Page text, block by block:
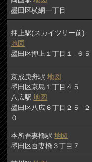
墨田区横網一丁目
押上駅(スカイツリー前)
地図
墨田区押上１丁目１−６５
京成曳舟駅地図
墨田区京島１丁目４５
八広駅地図
墨田区八広６丁目２５−２
０
本所吾妻橋駅地図
墨田区吾妻橋３丁目７